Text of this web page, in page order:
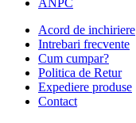
Acord de inchiriere
Intrebari frecvente
Cum cumpar?
Politica de Retur
Expediere produse
Contact